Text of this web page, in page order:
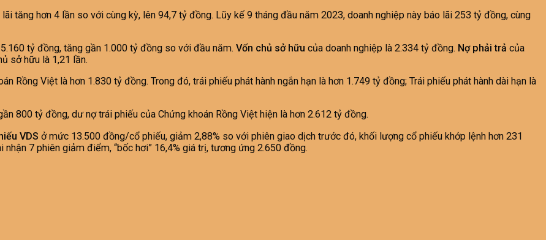
tăng hơn 4 lần so với cùng kỳ, lên 94,7 tỷ đồng. Lũy kế 9 tháng đầu năm 2023, doanh nghiệp này báo lãi 253 tỷ đồng, cùng
tỷ đồng, tăng gần 1.000 tỷ đồng so với đầu năm. Vốn chủ sở hữu của doanh nghiệp là 2.334 tỷ đồng. Nợ phải trả của
sở hữu là 1,21 lần.
Rồng Việt là hơn 1.830 tỷ đồng. Trong đó, trái phiếu phát hành ngắn hạn là hơn 1.749 tỷ đồng; Trái phiếu phát hành dài hạn là
800 tỷ đồng, dư nợ trái phiếu của Chứng khoán Rồng Việt hiện là hơn 2.612 tỷ đồng.
VDS ở mức 13.500 đồng/cổ phiếu, giảm 2,88% so với phiên giao dịch trước đó, khối lượng cổ phiếu khớp lệnh hơn 231
7 phiên giảm điểm, “bốc hơi” 16,4% giá trị, tương ứng 2.650 đồng.